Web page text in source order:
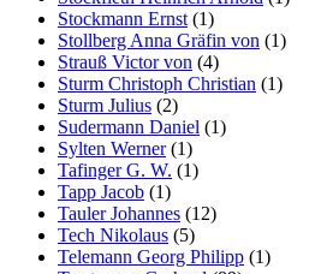
Stockmann Ernst (1)
Stollberg Anna Gräfin von (1)
Strauß Victor von (4)
Sturm Christoph Christian (1)
Sturm Julius (2)
Sudermann Daniel (1)
Sylten Werner(1)
Tafinger G. W. (1)
Tapp Jacob (1)
Tauler Johannes (12)
Tech Nikolaus (5)
Telemann Georg Philipp (1)